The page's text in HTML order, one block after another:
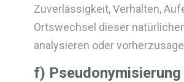
Zuverlässigkeit, Verhalten,
Ortswechsel dieser
analysieren oder
f) Pseudonymisierung